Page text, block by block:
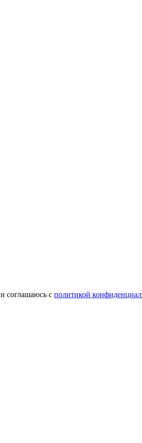
и соглашаюсь с политикой